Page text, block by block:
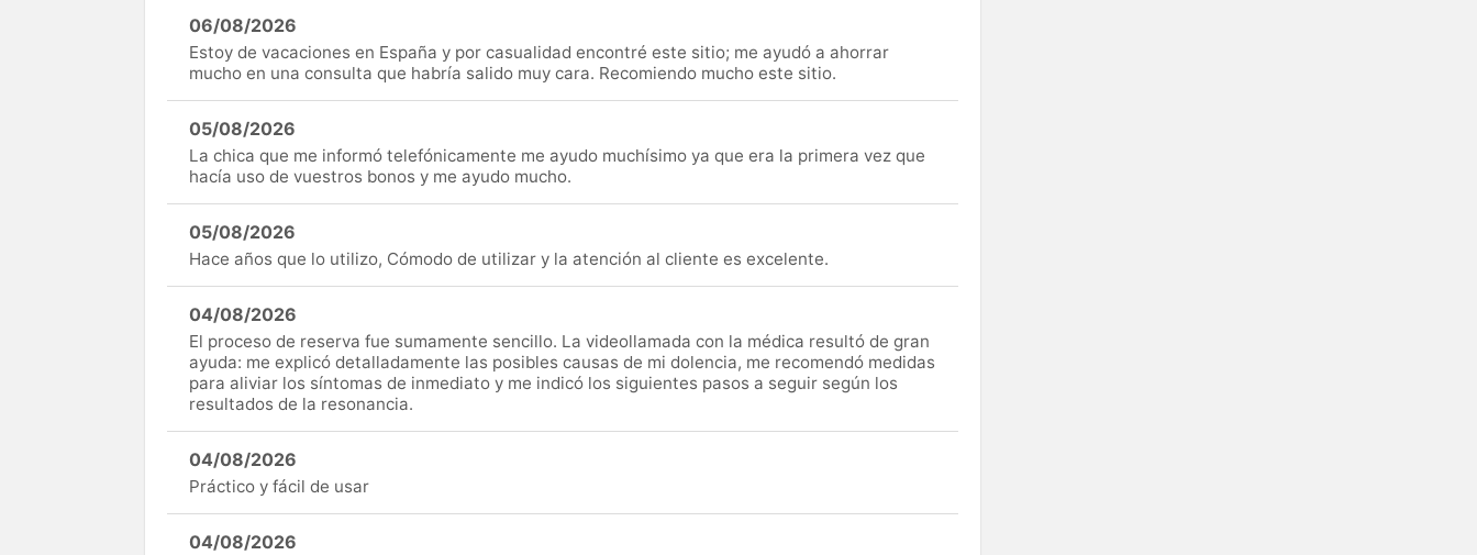
06/08/2026
Estoy de vacaciones en España y por casualidad encontré este sitio; me ayudó a ahorrar
mucho en una consulta que habría salido muy cara. Recomiendo mucho este sitio.
05/08/2026
La chica que me informó telefónicamente me ayudo muchísimo ya que era la primera vez que
hacía uso de vuestros bonos y me ayudo mucho.
05/08/2026
Hace años que lo utilizo, Cómodo de utilizar y la atención al cliente es excelente.
04/08/2026
El proceso de reserva fue sumamente sencillo. La videollamada con la médica resultó de gran
ayuda: me explicó detalladamente las posibles causas de mi dolencia, me recomendó medidas
para aliviar los síntomas de inmediato y me indicó los siguientes pasos a seguir según los
resultados de la resonancia.
04/08/2026
Práctico y fácil de usar
04/08/2026